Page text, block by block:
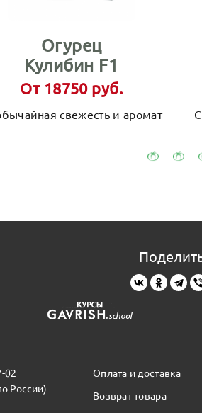
Огурец
Кулибин F1
От 18750 руб.
свежесть и аромат
02
России)
Оплата и доставка
Возврат товара